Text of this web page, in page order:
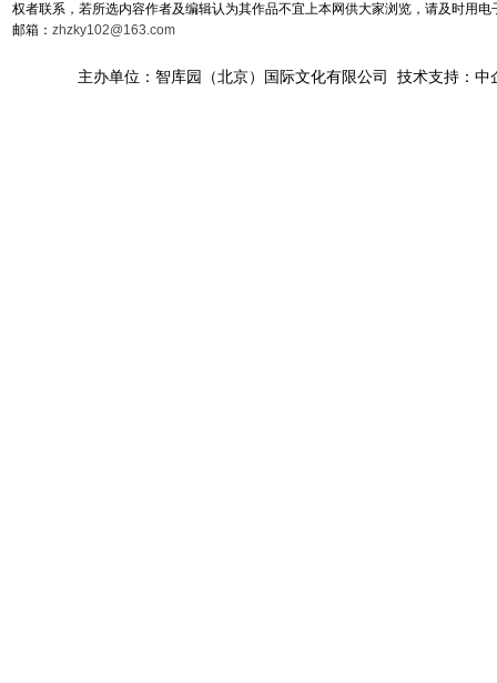
权者联系，若所选内容作者及编辑认为其作品不宜上本网供大家浏览，请及时用
邮箱： zhzky102@163.com
主办单位：智库园（北京）国际文化有限公司 技术支持：